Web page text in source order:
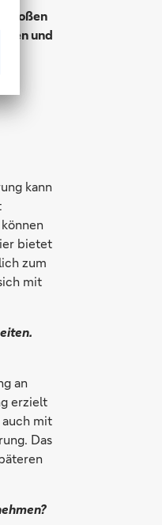
großen
und
kann
bietet
zum
mit
an
erzielt
mit
Das